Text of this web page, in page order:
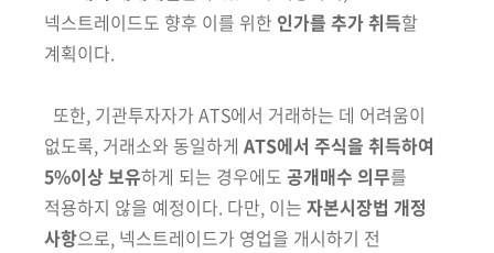
넥스트레이드도 향후 이를 위한 인가를 추가 취득할
계획이다.
또한, 기관투자자가 ATS에서 거래하는 데 어려움이
없도록, 거래소와 동일하게 ATS에서 주식을 취득하여
5%이상 보유하게 되는 경우에도 공개매수 의무를
적용하지 않을 예정이다. 다만, 이는 자본시장법 개정
사항으로, 넥스트레이드가 영업을 개시하기 전